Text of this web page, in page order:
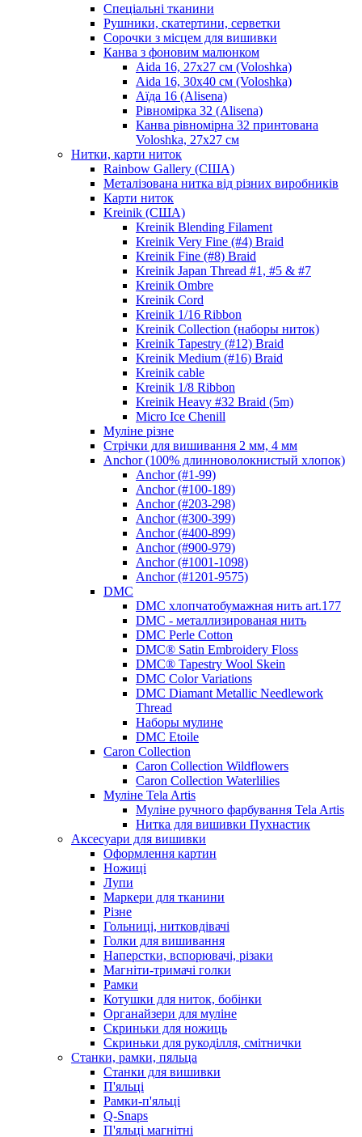
Спеціальні тканини
Рушники, скатертини, серветки
Сорочки з місцем для вишивки
Канва з фоновим малюнком
Aida 16, 27х27 см (Voloshka)
Aida 16, 30х40 см (Voloshka)
Аїда 16 (Alisena)
Рівномірка 32 (Alisena)
Канва рівномірна 32 принтована
Voloshka, 27х27 см
Нитки, карти ниток
Rainbow Gallery (США)
Металізована нитка від різних виробників
Карти ниток
Kreinik (США)
Kreinik Blending Filament
Kreinik Very Fine (#4) Braid
Kreinik Fine (#8) Braid
Kreinik Japan Thread #1, #5 & #7
Kreinik Ombre
Kreinik Cord
Kreinik 1/16 Ribbon
Kreinik Collection (наборы ниток)
Kreinik Tapestry (#12) Braid
Kreinik Medium (#16) Braid
Kreinik cable
Kreinik 1/8 Ribbon
Kreinik Heavy #32 Braid (5m)
Micro Ice Chenill
Муліне різне
Стрічки для вишивання 2 мм, 4 мм
Anchor (100% длинноволокнистый хлопок)
Anchor (#1-99)
Anchor (#100-189)
Anchor (#203-298)
Anchor (#300-399)
Anchor (#400-899)
Anchor (#900-979)
Anchor (#1001-1098)
Anchor (#1201-9575)
DMC
DMC хлопчатобумажная нить art.177
DMC - металлизированая нить
DMC Perle Cotton
DMC® Satin Embroidery Floss
DMC® Tapestry Wool Skein
DMC Color Variations
DMC Diamant Metallic Needlework
Thread
Наборы мулине
DMC Etoile
Caron Collection
Caron Collection Wildflowers
Caron Collection Waterlilies
Муліне Tela Artis
Муліне ручного фарбування Tela Artis
Нитка для вишивки Пухнастик
Аксесуари для вишивки
Оформлення картин
Ножиці
Лупи
Маркери для тканини
Різне
Гольниці, нитковдівачі
Голки для вишивання
Наперстки, вспорювачі, різаки
Магніти-тримачі голки
Рамки
Котушки для ниток, бобінки
Органайзери для муліне
Скриньки для ножиць
Скриньки для рукоділля, смітнички
Станки, рамки, пяльца
Станки для вишивки
П'яльці
Рамки-п'яльці
Q-Snaps
П'яльці магнітні